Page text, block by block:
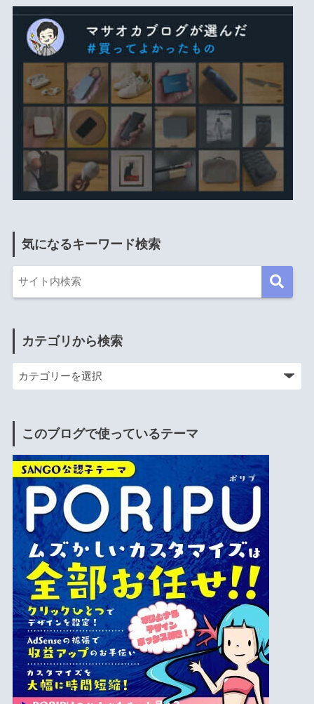
気になるキーワード検索
カテゴリから検索
このブログで使っているテーマ